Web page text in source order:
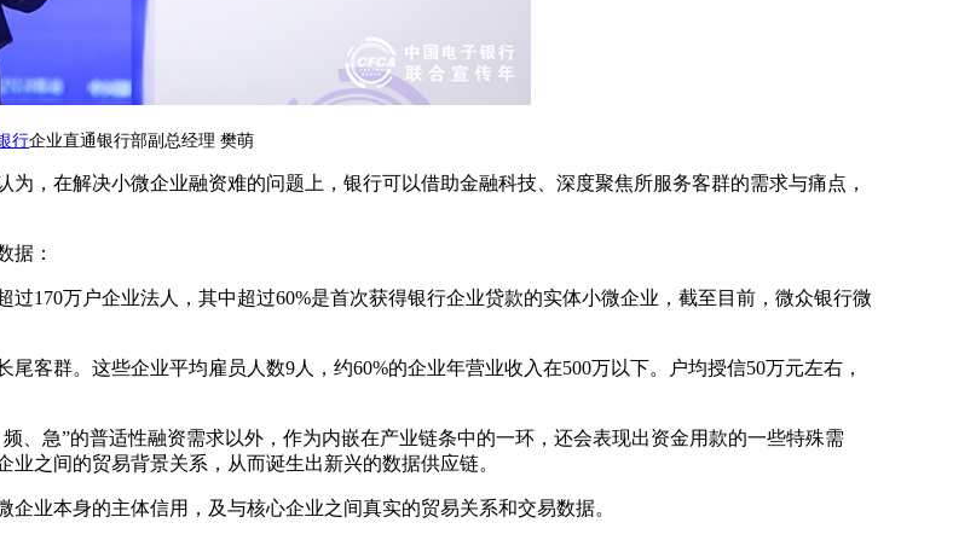
行企业直通银行部副总经理 樊萌
，在解决小微企业融资难的问题上，银行可以借助金融科技、深度聚焦所服务客群的需求与痛点，
据：
170万户企业法人，其中超过60%是首次获得银行企业贷款的实体小微企业，截至目前，微众银行微
客群。这些企业平均雇员人数9人，约60%的企业年营业收入在500万以下。户均授信50万元左右，
、急”的普适性融资需求以外，作为内嵌在产业链条中的一环，还会表现出资金用款的一些特殊需
之间的贸易背景关系，从而诞生出新兴的数据供应链。
业本身的主体信用，及与核心企业之间真实的贸易关系和交易数据。